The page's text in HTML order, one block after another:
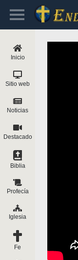
Inicio
Sitio web
Noticias
Destacado
Biblia
Profecía
Iglesia
Fe